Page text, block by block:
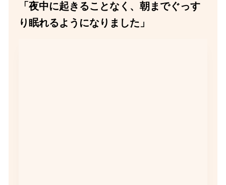
「夜中に起きることなく、朝までぐっす
り眠れるようになりました」